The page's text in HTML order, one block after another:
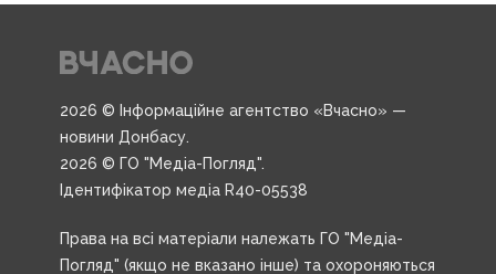
2026 © Інформаційне агентство «Вчасно» —
новини Донбасу.
2026 © ГО "Медіа-Погляд".
Ідентифікатор медіа R40-05538
Права на всі матеріали належать ГО "Медіа-
Погляд" (якщо не вказано інше) та охороняються